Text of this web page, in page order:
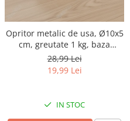
Opritor metalic de usa, Ø10x5
cm, greutate 1 kg, baza
antialunecare, aspect de lemn
28,99 Lei
19,99 Lei
IN STOC